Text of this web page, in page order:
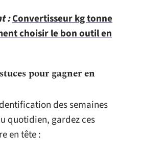
:Convertisseur kg tonne
choisir le bon outil en
pour gagner en
des semaines
quotidien, gardez ces
en tête :